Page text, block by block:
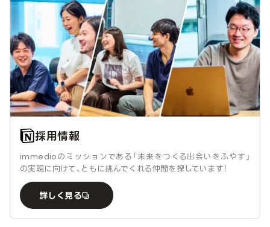
採用情報
immedioのミッションである「未来をつくる出会いをふやす」
の実現に向けて、ともに挑んでくれる仲間を探しています！
詳しく見る